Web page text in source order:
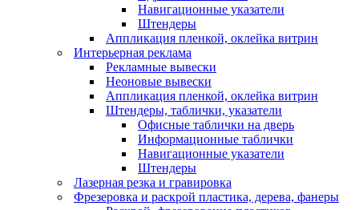
Навигационные указатели
Штендеры
Аппликация пленкой, оклейка витрин
Интерьерная реклама
Рекламные вывески
Неоновые вывески
Аппликация пленкой, оклейка витрин
Штендеры, таблички, указатели
Офисные таблички на дверь
Информационные таблички
Навигационные указатели
Штендеры
Лазерная резка и гравировка
Фрезеровка и раскрой пластика, дерева, фанеры